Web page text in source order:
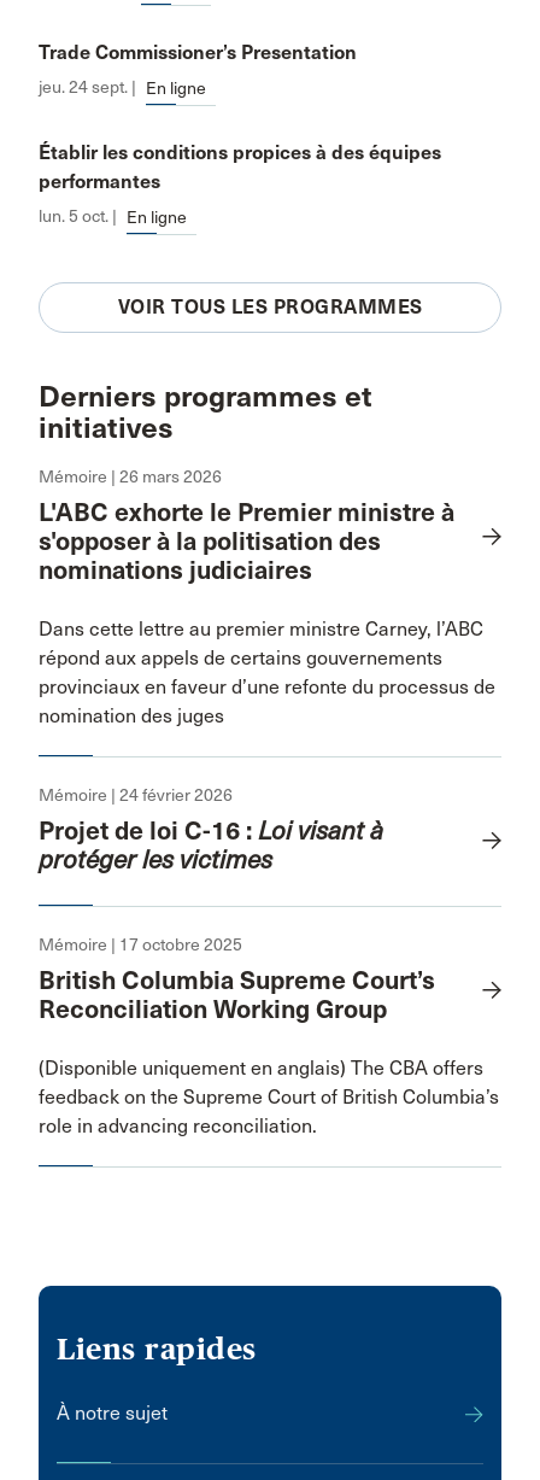
Trade Commissioner’s Presentation
jeu. 24 sept. | En ligne
Établir les conditions propices à des équipes
performantes
lun. 5 oct. | En ligne
VOIR TOUS LES PROGRAMMES
Derniers programmes et
initiatives
Mémoire | 26 mars 2026
L'ABC exhorte le Premier ministre à
s'opposer à la politisation des
nominations judiciaires
Dans cette lettre au premier ministre Carney, l’ABC
répond aux appels de certains gouvernements
provinciaux en faveur d’une refonte du processus de
nomination des juges
Mémoire | 24 février 2026
Projet de loi C-16 :Loi visant à
protéger les victimes
Mémoire | 17 octobre 2025
British Columbia Supreme Court’s
Reconciliation Working Group
(Disponible uniquement en anglais) The CBA offers
feedback on the Supreme Court of British Columbia’s
role in advancing reconciliation.
Liens rapides
À notre sujet